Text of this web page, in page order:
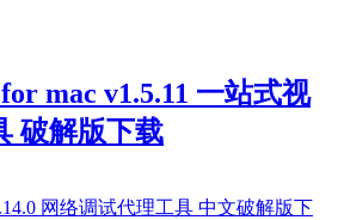
mac v1.5.11 一站式视
破解版下载